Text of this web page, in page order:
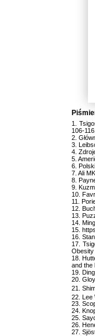
1.
106-116.
2.
3.
4.
5.
6.
7. Ali
8.
9.
10.
11.
12.
13.
14.
15.
16.
17.
Obesity
18.
and the
19.
20.
21.
22. Lee
23.
24.
25.
26.
27.